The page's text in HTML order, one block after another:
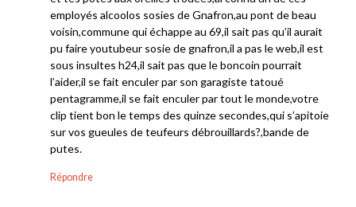
employés alcoolos sosies de Gnafron,au pont de beau
voisin,commune qui échappe au 69,il sait pas qu’il aurait
pu faire youtubeur sosie de gnafron,il a pas le web,il est
sous insultes h24,il sait pas que le boncoin pourrait
l’aider,il se fait enculer par son garagiste tatoué
pentagramme,il se fait enculer par tout le monde,votre
clip tient bon le temps des quinze secondes,qui s’apitoie
sur vos gueules de teufeurs débrouillards?,bande de
putes.
Répondre